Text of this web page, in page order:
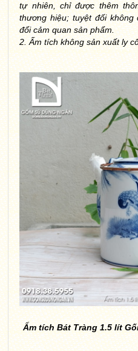
tự nhiên, chỉ được thêm
thương hiệu; tuyệt đối
đổi cảm quan sản phẩm.
2. Ấm tích không sản xuất ly
Ấm tích Bát Tràng 1.5 lít